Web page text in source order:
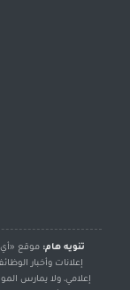
تنويه هام: موقع
إعلانات وأخبار
إعلامي، ولا يمارس